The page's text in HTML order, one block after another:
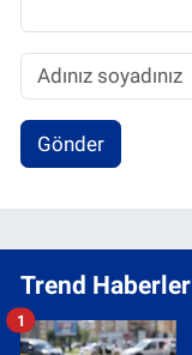
Gönder
Trend Haberler
1